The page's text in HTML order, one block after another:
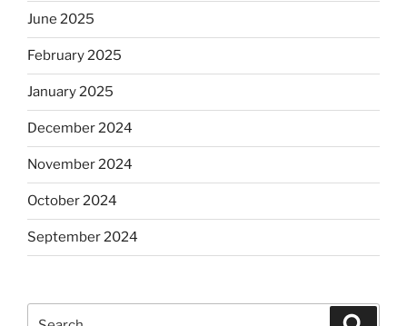
June 2025
February 2025
January 2025
December 2024
November 2024
October 2024
September 2024